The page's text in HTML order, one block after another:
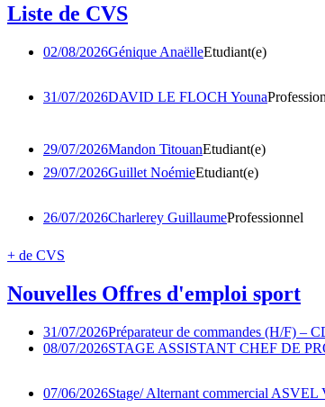
Liste de CVS
02/08/2026Génique AnaëlleEtudiant(e)
31/07/2026DAVID LE FLOCH Youna
29/07/2026Mandon TitouanEtudiant(e)
29/07/2026Guillet NoémieEtudiant(e)
26/07/2026Charlerey GuillaumeProfessionnel
+ de CVS
Nouvelles Offres d'emploi sport
31/07/2026Préparateur de commandes (H/F) –
08/07/2026STAGE ASSISTANT CHEF DE
07/06/2026Stage/ Alternant commercial ASVEL